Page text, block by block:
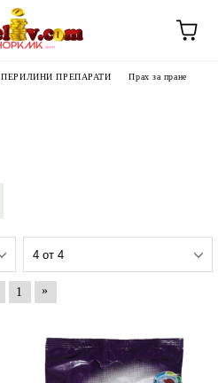
ПЕРИЛИНИ ПРЕПАРАТИ
Прах за пране
1 »